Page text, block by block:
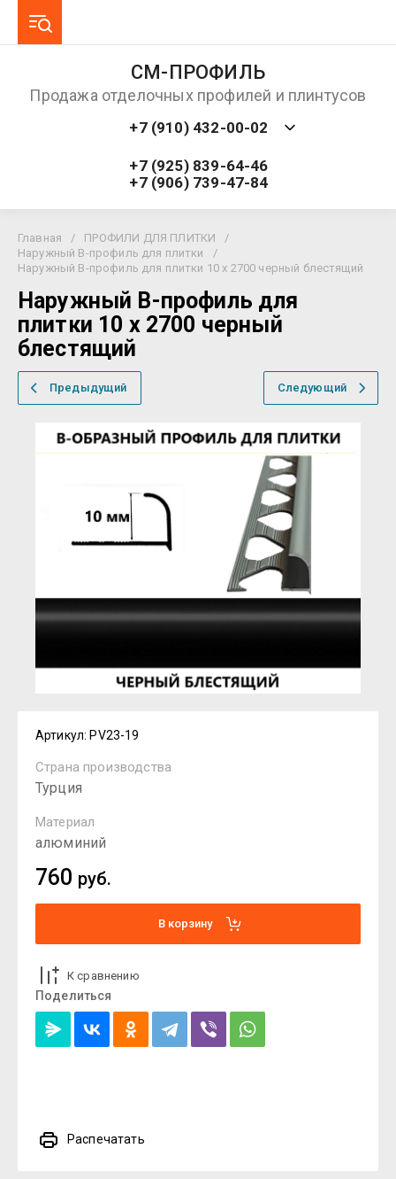
СМ-ПРОФИЛЬ
Продажа отделочных профилей и плинтусов
+7 (910) 432-00-02
+7 (925) 839-64-46
+7 (906) 739-47-84
Главная / ПРОФИЛИ ДЛЯ ПЛИТКИ
/
Наружный В-профиль для плитки
/
Наружный B-профиль для плитки 10 х 2700 черный блестящий
Наружный B-профиль для
плитки 10 х 2700 черный
блестящий
Предыдущий Следующий
Артикул: PV23-19
Страна производства
Турция
Материал
алюминий
760 руб.
В корзину
К сравнению
Поделиться
Распечатать